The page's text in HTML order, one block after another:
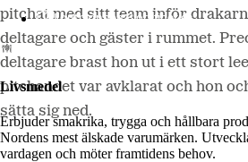
Lantmännen Biorefineries
Livsmedel
Erbjuder smakrika, trygga och hållbara
Nordens mest älskade varumärken.
vardagen och möter framtidens behov.
pitchat med sitt team inför
deltagare och gäster i rummet.
deltagare brast hon ut i ett stort
pitchandet var avklarat och hon
sätta sig ned.